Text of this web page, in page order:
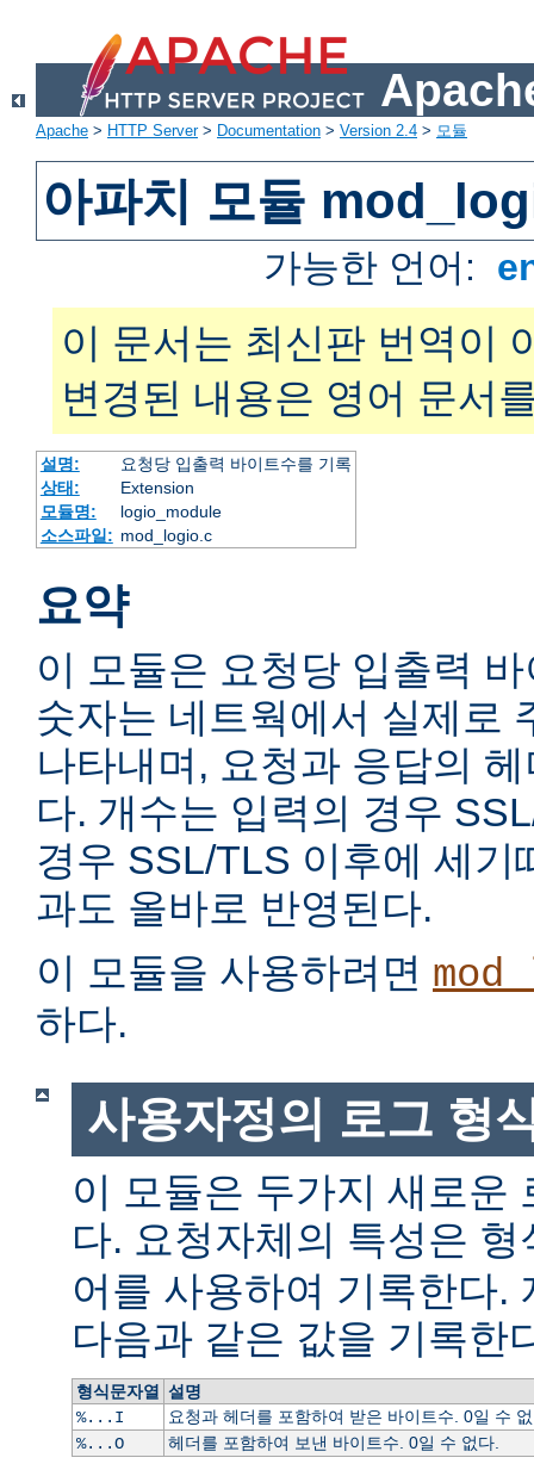
Apache > HTTP Server> Documentation > Version 2.4 > 모듈
아파치 모듈
가능한 언어:
이 문서는 최신판 번역이
변경된 내용은 영어 문서
설명:
요청당 입출력 바이트수를 기록
상태:
Extension
모듈명:
logio_module
소스파일: mod_logio.c
요약
이 모듈은 요청당 입출력
숫자는 네트웍에서 실제로
나타내며, 요청과 응답의
다. 개수는 입력의 경우
경우 SSL/TLS 이후에 세기
과도 올바로 반영된다.
이 모듈을 사용하려면
하다.
사용자정의 로그 형
이 모듈은 두가지 새로운
다. 요청자체의 특성은
어를 사용하여 기록한다.
다음과 같은 값을 기록한
형식문자열
설명
%...I
요청과 헤더를 포함하여 받은 바이트수. 0일 수
%...O
헤더를 포함하여 보낸 바이트수. 0일 수 없다.